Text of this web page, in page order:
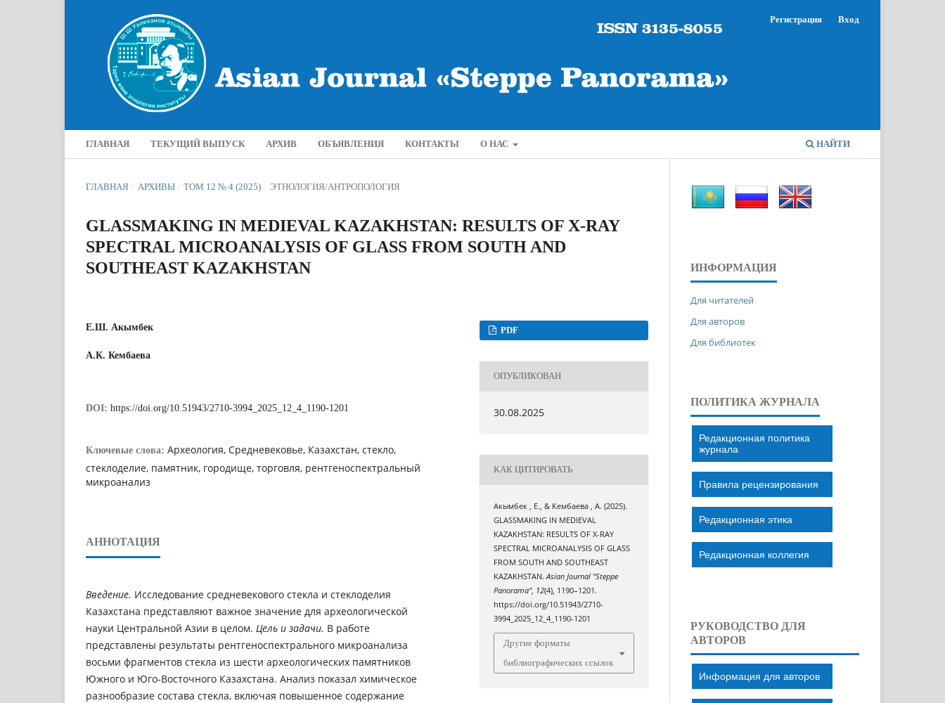
ГЛАВНАЯ ТЕКУЩИЙ ВЫПУСК АРХИВ ОБЪЯВЛЕНИЯ КОНТАКТЫ О НАС НАЙТИ
Регистрация Вход
ГЛАВНАЯ / АРХИВЫ / ТОМ 12 № 4 (2025) / ЭТНОЛОГИЯ/АНТРОПОЛОГИЯ
GLASSMAKING IN MEDIEVAL KAZAKHSTAN: RESULTS OF X-RAY
SPECTRAL MICROANALYSIS OF GLASS FROM SOUTH AND
SOUTHEAST KAZAKHSTAN
Е.Ш. Акымбек
А.К. Кембаева
DOI: https://doi.org/10.51943/2710-3994_2025_12_4_1190-1201
Ключевые слова: Археология, Средневековье, Казахстан, стекло,
стеклоделие, памятник, городище, торговля, рентгеноспектральный
микроанализ
АННОТАЦИЯ
Введение. Исследование средневекового стекла и стеклоделия
Казахстана представляют важное значение для археологической
науки Центральной Азии в целом. Цель и задачи. В работе
представлены результаты рентгеноспектрального микроанализа
восьми фрагментов стекла из шести археологических памятников
Южного и Юго-Восточного Казахстана. Анализ показал химическое
разнообразие состава стекла, включая повышенное содержание
PDF
ОПУБЛИКОВАН
30.08.2025
КАК ЦИТИРОВАТЬ
Акымбек , Е., & Кембаева , А. (2025).
GLASSMAKING IN MEDIEVAL
KAZAKHSTAN: RESULTS OF X-RAY
SPECTRAL MICROANALYSIS OF GLASS
FROM SOUTH AND SOUTHEAST
KAZAKHSTAN.Asian Journal "Steppe
Panorama", 12(4), 1190–1201.
https://doi.org/10.51943/2710-
3994_2025_12_4_1190-1201
Другие форматы
библиографических ссылок
ИНФОРМАЦИЯ
Для читателей
Для авторов
Для библиотек
ПОЛИТИКА ЖУРНАЛА
Редакционная политика
журнала
Правила рецензирования
Редакционная этика
Редакционная коллегия
РУКОВОДСТВО ДЛЯ
АВТОРОВ
Информация для авторов